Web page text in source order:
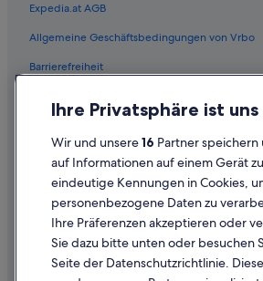
All-Inclusive- in Umgebung Wiener Rathaus
Boutique- in Umgebung Wiener Rathaus
Haustierfreundliche in Umgebung Wiener
Ferienwohnungen in Wien
B&B in Wien
Hotels nahe Wien Hauptbahnhof
Hotels mit Frühstück in Wien
Expedia.at AGB
Allgemeine Geschäftsbedingungen von Vrbo
Barrierefreiheit
Rechtliche Hinweise/Kontakt
Inhaltsrichtlinien und Melden von Inhalten
Hilfe
Ihre Privatsphäre ist
Wir und unsere16 Partner
auf Informationen auf einem Gerät
eindeutige Kennungen in Cookies,
personenbezogene Daten zu
Ihre Präferenzen akzeptieren oder
Sie dazu bitte unten oder besuchen
Seite der Datenschutzrichtlinie.